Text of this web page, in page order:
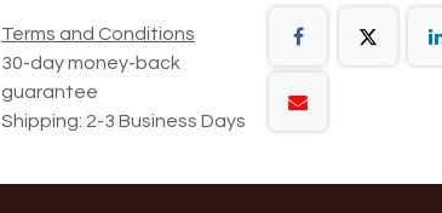
Terms and Conditions
30-day money-back
guarantee
Shipping: 2-3 Business Days